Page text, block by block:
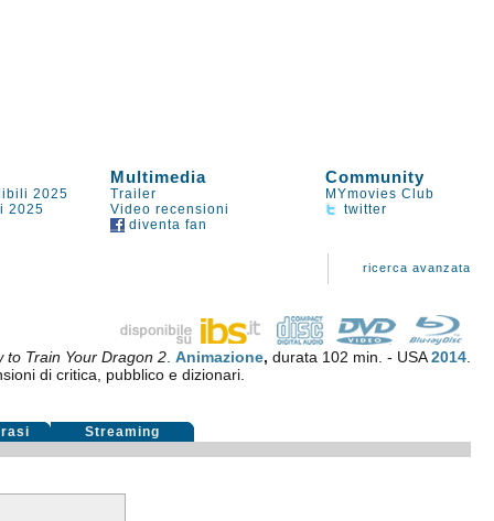
Multimedia Community
2025 Trailer
MYmovies Club
2025 Video recensioni
twitter
diventa fan
ricerca avanzata
to Train Your Dragon 2 .Animazione,durata 102 min. - USA2014
di critica, pubblico e dizionari.
Streaming